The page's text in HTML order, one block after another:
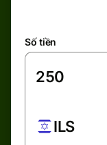
Số tiền
ILS